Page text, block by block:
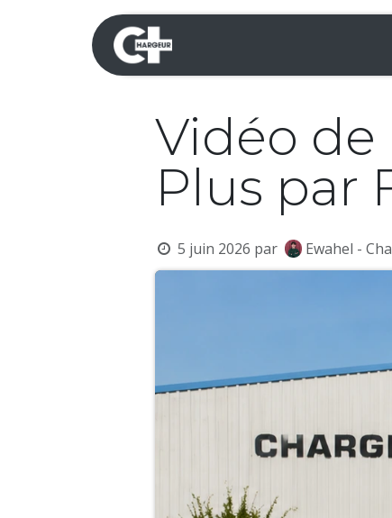
Se rendre au contenu
Vidéo
Plus par
5 juin 2026 par Ewahel -